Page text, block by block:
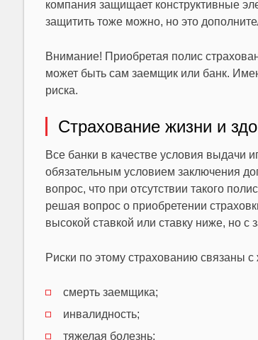
компания защищает конструктивные
защитить тоже можно, но это
Внимание! Приобретая полис
может быть сам заемщик или банк.
риска.
Страхование жизни и
Все банки в качестве условия выдачи
обязательным условием заключения
вопрос, что при отсутствии такого
решая вопрос о приобретении
высокой ставкой или ставку ниже, но с
Риски по этому страхованию связаны
смерть заемщика;
инвалидность;
тяжелая болезнь;